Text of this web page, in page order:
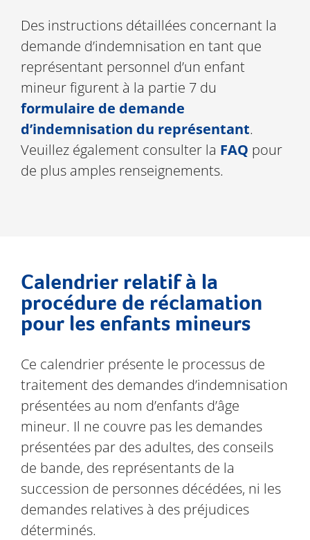
Des instructions détaillées concernant la
demande d’indemnisation en tant que
représentant personnel d’un enfant
mineur figurent à la partie 7 du
formulaire de demande
d’indemnisation du représentant.
Veuillez également consulter la FAQ pour
de plus amples renseignements.
Calendrier relatif à la
procédure de réclamation
pour les enfants mineurs
Ce calendrier présente le processus de
traitement des demandes d’indemnisation
présentées au nom d’enfants d’âge
mineur. Il ne couvre pas les demandes
présentées par des adultes, des conseils
de bande, des représentants de la
succession de personnes décédées, ni les
demandes relatives à des préjudices
déterminés.